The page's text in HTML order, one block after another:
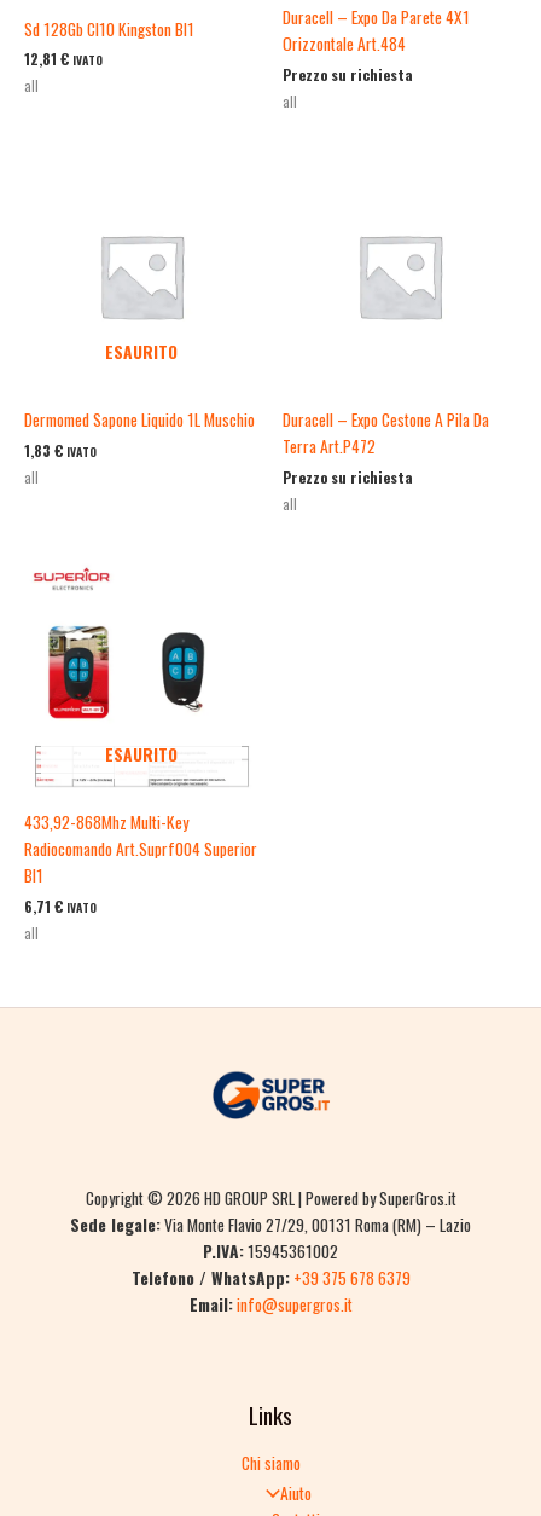
Sd 128Gb Cl10 Kingston Bl1
12,81 € IVATO
all
Duracell – Expo Da Parete 4X1
Orizzontale Art.484
Prezzo su richiesta
all
ESAURITO
Dermomed Sapone Liquido 1L Muschio
1,83 € IVATO
all
Duracell – Expo Cestone A Pila Da
Terra Art.P472
Prezzo su richiesta
all
ESAURITO
433,92-868Mhz Multi-Key
Radiocomando Art.Suprf004 Superior
Bl1
6,71 € IVATO
all
Copyright © 2026 HD GROUP SRL | Powered by SuperGros.it
Sede legale:Via Monte Flavio 27/29, 00131 Roma (RM) – Lazio
P.IVA:15945361002
Telefono / WhatsApp: +39 375 678 6379
Email:info@supergros.it
Links
Chi siamo
Aiuto